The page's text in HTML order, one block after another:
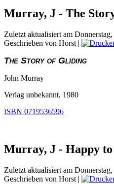
Murray, J - The
Zuletzt aktualisiert am
Geschrieben von Horst |
The Story of Gliding
John Murray
Verlag unbekannt, 1980
ISBN 0719536596
Murray, J - Happy
Zuletzt aktualisiert am
Geschrieben von Horst |